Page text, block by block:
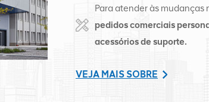
negócios internacionais no
Rússia, fornecemos estações
de telecomunicações
terminais e materiais auxiliares
Para atender às mudanças
pedidos comerciais
acessórios de suporte.
VEJA MAIS SOBRE